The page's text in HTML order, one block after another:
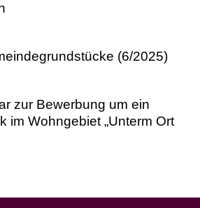
(6/2025)
zur Bewerbung um ein
im Wohngebiet „Unterm Ort